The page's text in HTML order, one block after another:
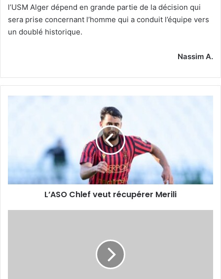
l’USM Alger dépend en grande partie de la décision qui
sera prise concernant l’homme qui a conduit l’équipe vers
un doublé historique.
Nassim A.
L’ASO Chlef veut récupérer Merili